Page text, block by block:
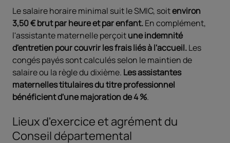
Le salaire horaire minimal suit le SMIC, soitenviron
3,50 € brut par heure et par enfant.En complément,
l'assistante maternelle perçoitune indemnité
d'entretien pour couvrir les frais liés à l'accueil.Les
congés payés sont calculés selon le maintien de
salaire ou la règle du dixième. Les assistantes
maternelles titulaires du titre professionnel
bénéficient d'une majoration de 4 %.
Lieux d'exercice et agrément du
Conseil départemental